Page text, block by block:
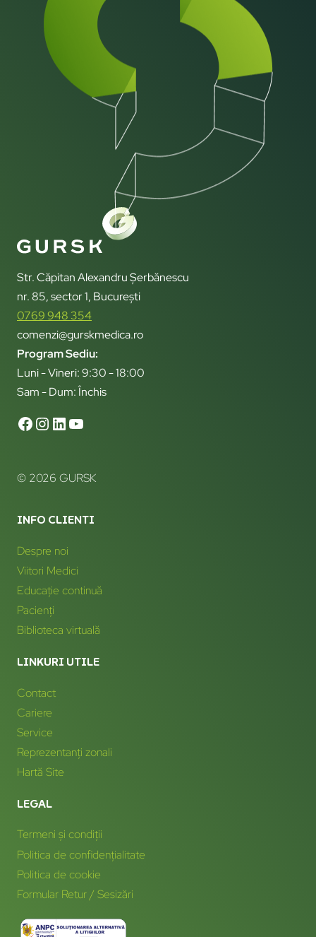
Str. Căpitan Alexandru Șerbănescu
nr. 85, sector 1, București
0769 948 354
comenzi@gurskmedica.ro
Program Sediu:
Luni - Vineri: 9:30 - 18:00
Sam - Dum: Închis
© 2026 GURSK
INFO CLIENTI
Despre noi
Viitori Medici
Educație continuă
Pacienți
Biblioteca virtuală
LINKURI UTILE
Contact
Cariere
Service
Reprezentanți zonali
Hartă Site
LEGAL
Termeni și condiții
Politica de confidențialitate
Politica de cookie
Formular Retur / Sesizări